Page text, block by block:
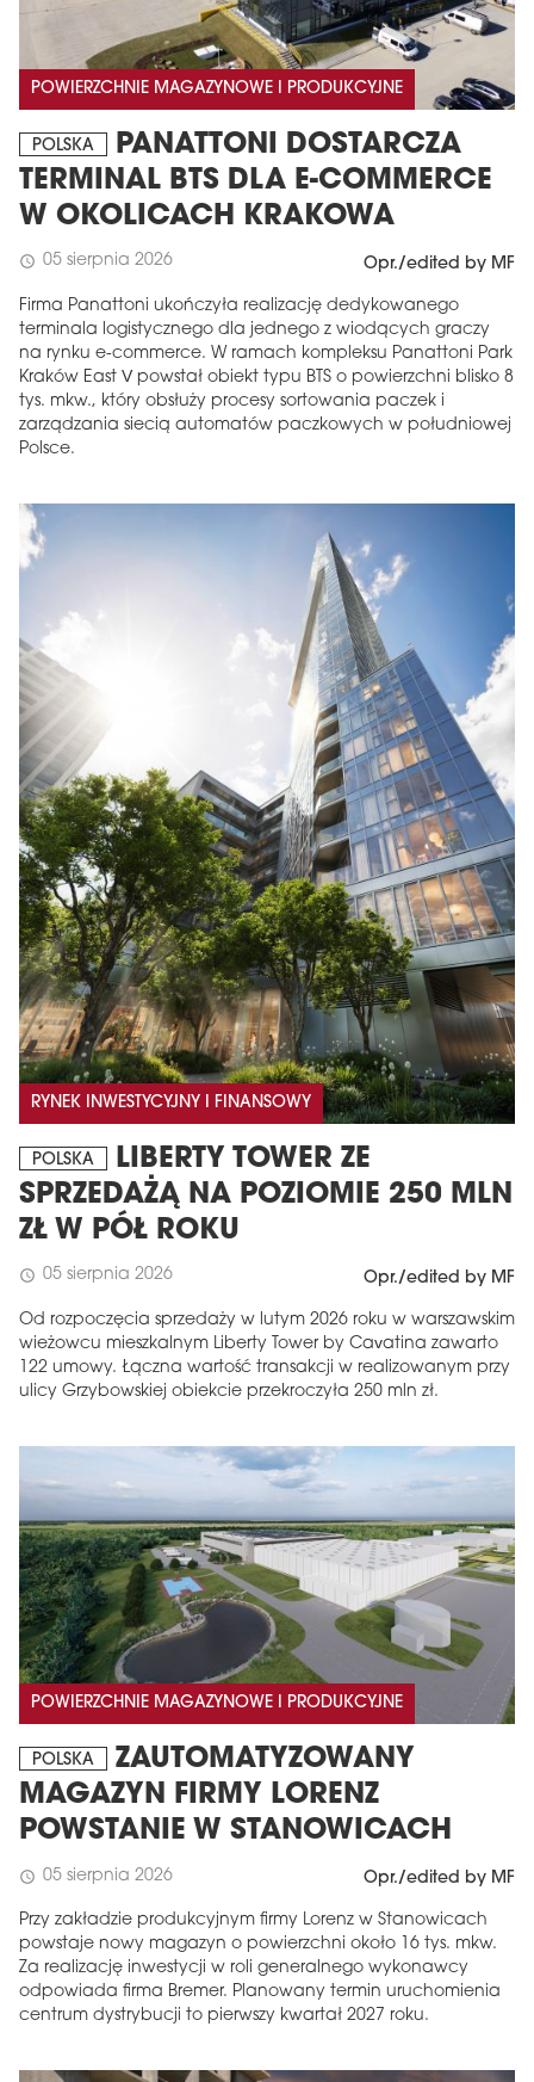
POWIERZCHNIE MAGAZYNOWE I PRODUKCYJNE
POLSKA
PANATTONI DOSTARCZA
TERMINAL BTS DLA E-COMMERCE
W OKOLICACH KRAKOWA
schedule 05 sierpnia 2026 Opr./edited by MF
Firma Panattoni ukończyła realizację dedykowanego
terminala logistycznego dla jednego z wiodących graczy
na rynku e-commerce. W ramach kompleksu Panattoni Park
Kraków East V powstał obiekt typu BTS o powierzchni blisko 8
tys. mkw., który obsłuży procesy sortowania paczek i
zarządzania siecią automatów paczkowych w południowej
Polsce.
RYNEK INWESTYCYJNY I FINANSOWY
POLSKA
LIBERTY TOWER ZE
SPRZEDAŻĄ NA POZIOMIE 250 MLN
ZŁ W PÓŁ ROKU
schedule 05 sierpnia 2026 Opr./edited by MF
Od rozpoczęcia sprzedaży w lutym 2026 roku w warszawskim
wieżowcu mieszkalnym Liberty Tower by Cavatina zawarto
122 umowy. Łączna wartość transakcji w realizowanym przy
ulicy Grzybowskiej obiekcie przekroczyła 250 mln zł.
POWIERZCHNIE MAGAZYNOWE I PRODUKCYJNE
POLSKA
ZAUTOMATYZOWANY
MAGAZYN FIRMY LORENZ
POWSTANIE W STANOWICACH
schedule 05 sierpnia 2026 Opr./edited by MF
Przy zakładzie produkcyjnym firmy Lorenz w Stanowicach
powstaje nowy magazyn o powierzchni około 16 tys. mkw.
Za realizację inwestycji w roli generalnego wykonawcy
odpowiada firma Bremer. Planowany termin uruchomienia
centrum dystrybucji to pierwszy kwartał 2027 roku.